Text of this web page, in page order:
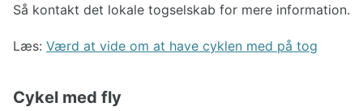
Så kontakt det lokale togselskab for mere information.
Læs: Værd at vide om at have cyklen med på tog
Cykel med fly